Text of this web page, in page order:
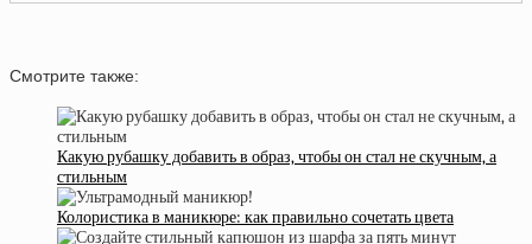
Смотрите также:
Какую рубашку добавить в образ, чтобы он стал не скучным, а
стильным
Колористика в маникюре: как правильно сочетать цвета